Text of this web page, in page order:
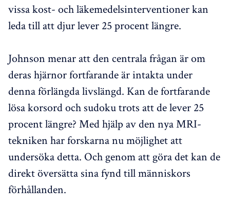
vissa kost- och läkemedelsinterventioner kan
leda till att djur lever 25 procent längre.
Johnson menar att den centrala frågan är om
deras hjärnor fortfarande är intakta under
denna förlängda livslängd. Kan de fortfarande
lösa korsord och sudoku trots att de lever 25
procent längre? Med hjälp av den nya MRI-
tekniken har forskarna nu möjlighet att
undersöka detta. Och genom att göra det kan de
direkt översätta sina fynd till människors
förhållanden.